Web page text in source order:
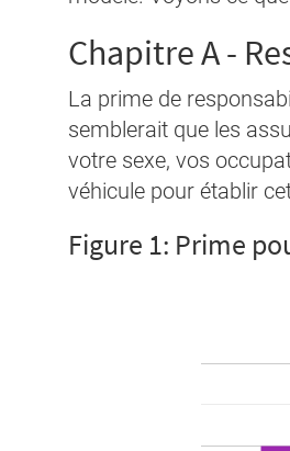
Chapitre A -
La prime de
semblerait que les
votre sexe, vos
véhicule pour établir
Figure 1: Prime